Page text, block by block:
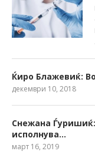
Ќиро Блажевиќ:
декември 10, 2018
Снежана
исполнува…
март 16, 2019